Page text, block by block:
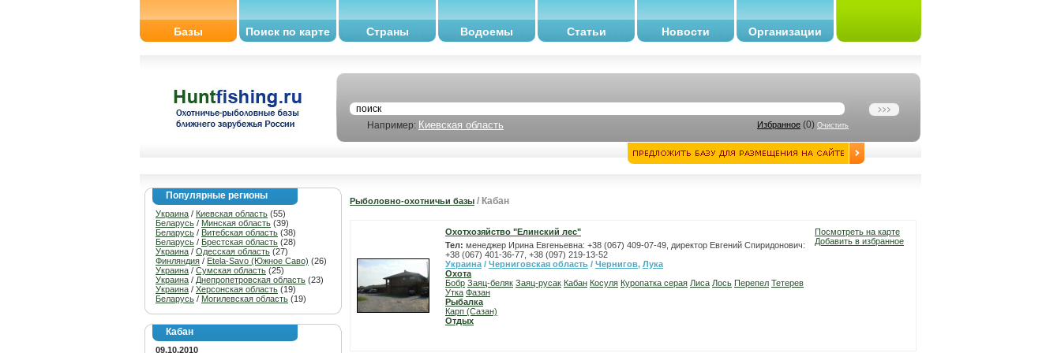
Базы Поиск по карте Страны Водоемы Статьи Новости Организации
Например: Киевская область Избранное (0) Очистить
Популярные регионы
Украина / Киевская область (55)
Беларусь / Минская область (39)
Беларусь / Витебская область (38)
Беларусь / Брестская область (28)
Украина / Одесская область (27)
Финляндия / Etela-Savo (Южное Саво) (26)
Украина / Сумская область (25)
Украина / Днепропетровская область (23)
Украина / Херсонская область (19)
Беларусь / Могилевская область (19)
Кабан
09.10.2010
Рыболовно-охотничьи базы / Кабан
Охотхозяйство "Елинский лес"
Тел: менеджер Ирина Евгеньевна: +38 (067) 409-07-49, директор Евгений Спиридонович:
+38 (067) 401-36-77, +38 (097) 219-13-52
Украина / Черниговская область / Чернигов, Лука
Охота
Бобр Заяц-беляк Заяц-русак Кабан Косуля Куропатка серая Лиса Лось Перепел Тетерев
Утка Фазан
Рыбалка
Карп (Сазан)
Отдых
Посмотреть на карте
Добавить в избранное